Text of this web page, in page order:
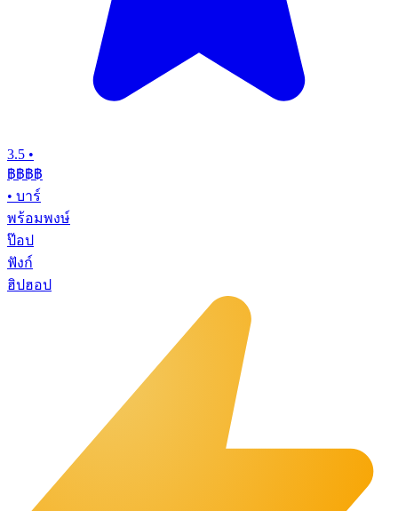
3.5 •
฿฿฿฿
• บาร์
พร้อมพงษ์
ป๊อป
ฟังก์
ฮิปฮอป